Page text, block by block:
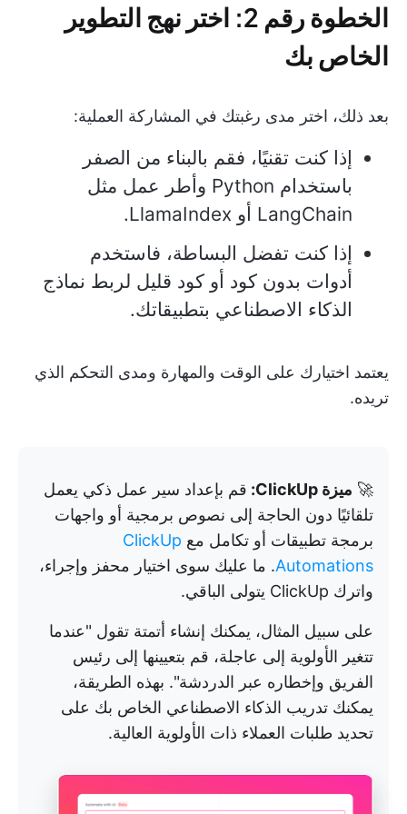
الخطوة رقم 2: اختر نهج التطوير
الخاص بك
بعد ذلك، اختر مدى رغبتك في المشاركة العملية:
إذا كنت تقنيًا، فقم بالبناء من الصفر
باستخدام Python وأطر عمل مثل
LangChain أو LlamaIndex.
إذا كنت تفضل البساطة، فاستخدم
أدوات بدون كود أو كود قليل لربط نماذج
الذكاء الاصطناعي بتطبيقاتك.
يعتمد اختيارك على الوقت والمهارة ومدى التحكم الذي
تريده.
🚀 ميزة ClickUp:
قم بإعداد سير عمل ذكي يعمل
تلقائيًا دون الحاجة إلى نصوص برمجية أو واجهات
برمجة تطبيقات أو تكامل مع ClickUp
Automations. ما عليك سوى اختيار محفز وإجراء،
واترك ClickUp يتولى الباقي.
على سبيل المثال، يمكنك إنشاء أتمتة تقول "عندما
تتغير الأولوية إلى عاجلة، قم بتعيينها إلى رئيس
الفريق وإخطاره عبر الدردشة". بهذه الطريقة،
يمكنك تدريب الذكاء الاصطناعي الخاص بك على
تحديد طلبات العملاء ذات الأولوية العالية.